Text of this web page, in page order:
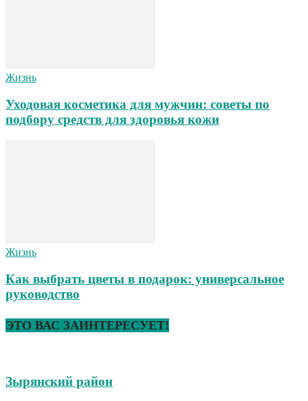
Жизнь
Уходовая косметика для мужчин: советы по
подбору средств для здоровья кожи
Жизнь
Как выбрать цветы в подарок: универсальное
руководство
ЭТО ВАС ЗАИНТЕРЕСУЕТ!
Зырянский район